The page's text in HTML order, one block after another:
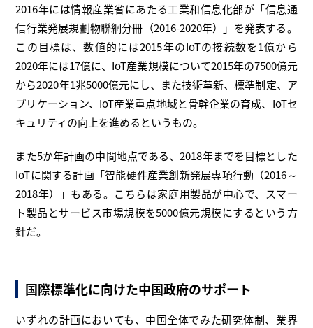
2016年には情報産業省にあたる工業和信息化部が「信息通
信行業発展規劃物聯網分冊（2016-2020年）」を発表する。
この目標は、数値的には2015年のIoTの接続数を1億から
2020年には17億に、IoT産業規模について2015年の7500億元
から2020年1兆5000億元にし、また技術革新、標準制定、ア
プリケーション、IoT産業重点地域と骨幹企業の育成、IoTセ
キュリティの向上を進めるというもの。
また5か年計画の中間地点である、2018年までを目標とした
IoTに関する計画「智能硬件産業創新発展専項行動（2016～
2018年）」もある。こちらは家庭用製品が中心で、スマー
ト製品とサービス市場規模を5000億元規模にするという方
針だ。
国際標準化に向けた中国政府のサポート
いずれの計画においても、中国全体でみた研究体制、業界